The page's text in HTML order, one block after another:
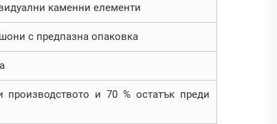
каменни елементи
с предпазна опаковка
и 70 % остатък преди